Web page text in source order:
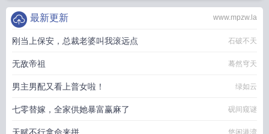
www.mpzw.la
最新更新
刚当上保安，总裁老婆叫我滚远点 石破不天
无敌帝祖 蓦然穹天
男主男配又看上普女啦！ 绿如云
七零替嫁，全家供她暴富赢麻了 砚间窥谜
悠闲港湾